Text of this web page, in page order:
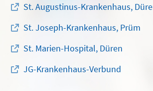
St. Augustinus-Krankenhaus,
St. Joseph-Krankenhaus, Prüm
St. Marien-Hospital, Düren
JG-Krankenhaus-Verbund